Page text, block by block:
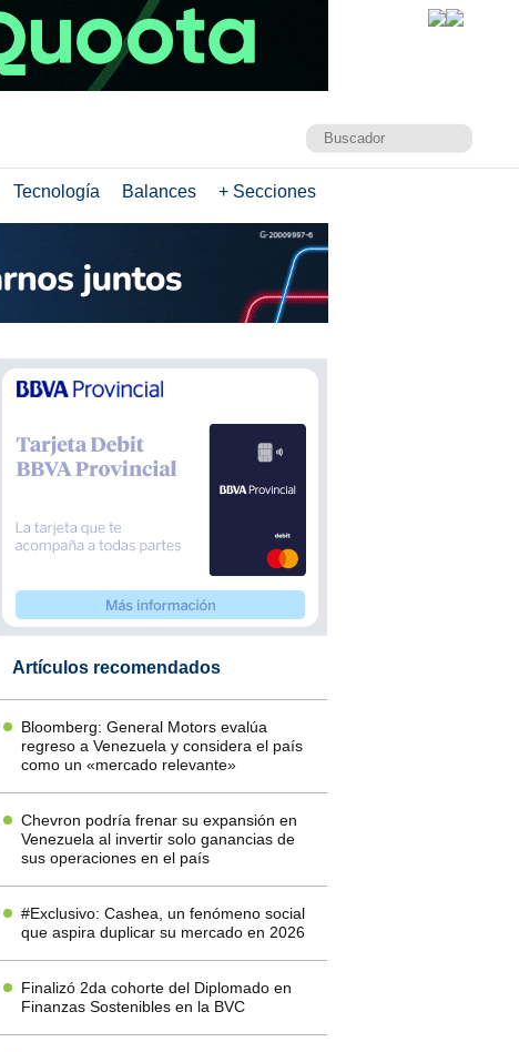
Tecnología Balances + Secciones
Artículos recomendados
Bloomberg: General Motors evalúa
regreso a Venezuela y considera el país
como un «mercado relevante»
Chevron podría frenar su expansión en
Venezuela al invertir solo ganancias de
sus operaciones en el país
#Exclusivo: Cashea, un fenómeno social
que aspira duplicar su mercado en 2026
Finalizó 2da cohorte del Diplomado en
Finanzas Sostenibles en la BVC